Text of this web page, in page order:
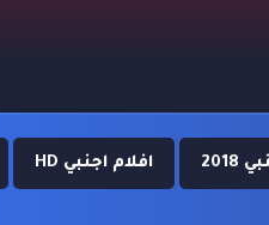
افلام اجنبي HD